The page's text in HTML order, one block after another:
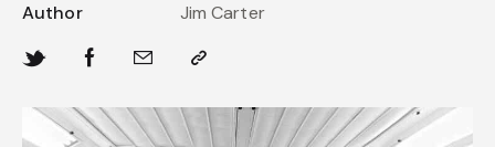
Author
Jim Carter